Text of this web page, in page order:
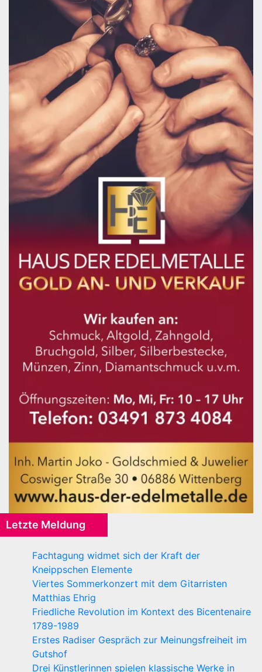
Letzte Meldung
Fachtagung widmet sich der Kraft der
Kneippschen Elemente
Viertes Sommerkonzert mit dem Gitarristen
Matthias Ehrig
Friedliche Revolution im Kontext des Bicentenaire
1789-1989
Erstes Radiser Gespräch zur Meinungsfreiheit im
Gutshof
Drei Künstlerinnen spielen klassische Werke in